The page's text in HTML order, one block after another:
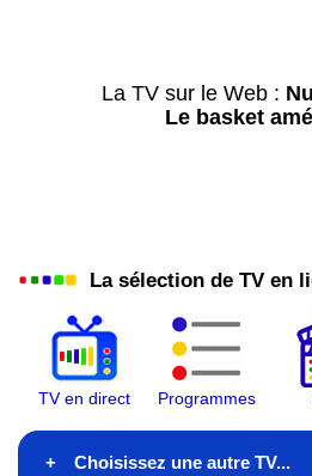
La TV sur le Web :
Le basket
La sélection de TV en
TV en direct Programmes
Choisissez une autre TV...